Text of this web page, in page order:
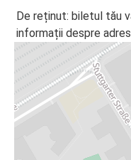
De reținut: biletul tău
informații despre